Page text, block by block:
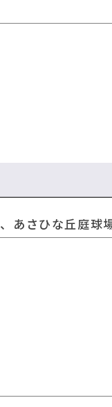
あさひな丘庭球